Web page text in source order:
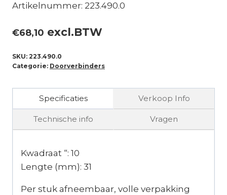
Artikelnummer: 223.490.0
€68,10 excl.BTW
SKU: 223.490.0
Categorie: Doorverbinders
Specificaties Verkoop Info
Technische info Vragen
Kwadraat “: 10
Lengte (mm): 31
Per stuk afneembaar, volle verpakking